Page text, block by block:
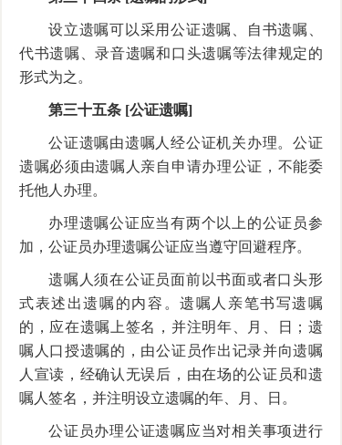
设立遗嘱可以采用公证遗嘱、自书遗嘱、
代书遗嘱、录音遗嘱和口头遗嘱等法律规定的
形式为之。
第三十五条 [公证遗嘱]
公证遗嘱由遗嘱人经公证机关办理。公证
遗嘱必须由遗嘱人亲自申请办理公证，不能委
托他人办理。
办理遗嘱公证应当有两个以上的公证员参
加，公证员办理遗嘱公证应当遵守回避程序。
遗嘱人须在公证员面前以书面或者口头形
式表述出遗嘱的内容。遗嘱人亲笔书写遗嘱
的，应在遗嘱上签名，并注明年、月、日；遗
嘱人口授遗嘱的，由公证员作出记录并向遗嘱
人宣读，经确认无误后，由在场的公证员和遗
嘱人签名，并注明设立遗嘱的年、月、日。
公证员办理公证遗嘱应当对相关事项进行